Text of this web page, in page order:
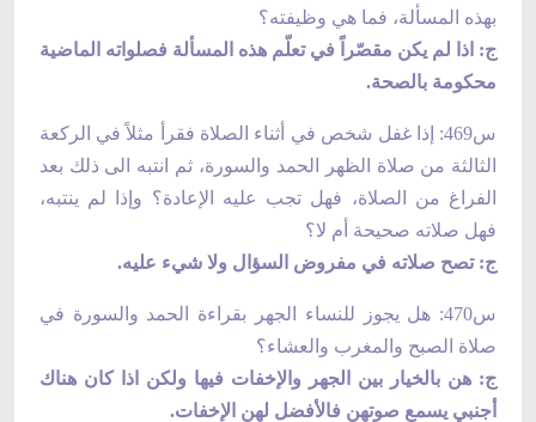
بهذه المسألة، فما هي وظيفته؟
ج: اذا لم يكن مقصّراً في تعلّم هذه المسألة فصلواته الماضية
محكومة بالصحة.
س469: إذا غفل شخص في أثناء الصلاة فقرأ مثلاً في الركعة
الثالثة من صلاة الظهر الحمد والسورة، ثم انتبه الى ذلك بعد
الفراغ من الصلاة، فهل تجب عليه الإعادة؟ وإذا لم ينتبه،
فهل صلاته صحيحة أم لا؟
ج: تصح صلاته في مفروض السؤال ولا شيء عليه.
س470: هل يجوز للنساء الجهر بقراءة الحمد والسورة في
صلاة الصبح والمغرب والعشاء؟
ج: هن بالخيار بين الجهر والإخفات فيها ولكن اذا كان هناك
أجنبي يسمع صوتهن فالأفضل لهن الإخفات.